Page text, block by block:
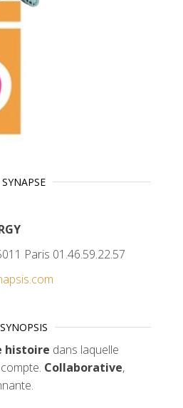
SYNAPSE
Paris 01.46.59.22.57
SYNOPSIS
histoire dans laquelle
Collaborative,